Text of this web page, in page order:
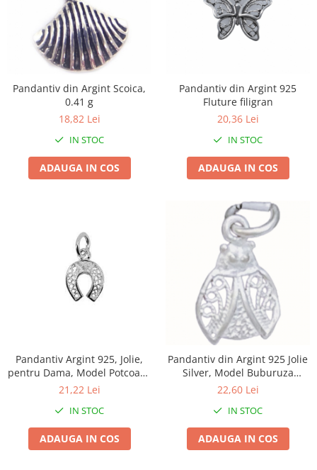
Drujbe electrice
Unelte electrice busteni
Mori cereale si batoze porumb
Batoze - mori desfacat porumb
Granulatoare
Mori pentru cereale
Mori pentru fructe si legume
Mori pentru furaje
Mori pentru furaje si resturi
Tocatoare furaje si crengi
Tocatoare furaje
Consumabile si acesorii tocatoare
Tocatoare crengi
Motocositori cu motoare 2T
Trimmere electrice
Masini de tuns gazon pe benzina
Tractoraș de tuns gazonul
Zootehnie
Incubatoare, oparitoare si
Pandantiv din Argint Scoica,
0.41 g
18,82 Lei
IN STOC
ADAUGA IN COS
Pandantiv din Argint 925
Fluture filigran
20,36 Lei
IN STOC
ADAUGA IN COS
Pandantiv Argint 925, Jolie,
pentru Dama, Model Potcoava
Filigran, 0.62 gr, Argintiu
21,22 Lei
IN STOC
ADAUGA IN COS
Pandantiv din Argint 925 Jolie
Silver, Model Buburuza
Filigran, 17 x 10 mm, 0.6 g
22,60 Lei
IN STOC
ADAUGA IN COS